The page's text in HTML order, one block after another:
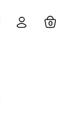
Entrar